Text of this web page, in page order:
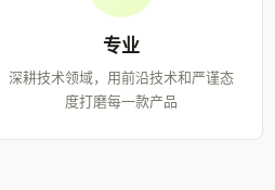
专业
深耕技术领域，用前沿技术和严谨态
度打磨每一款产品